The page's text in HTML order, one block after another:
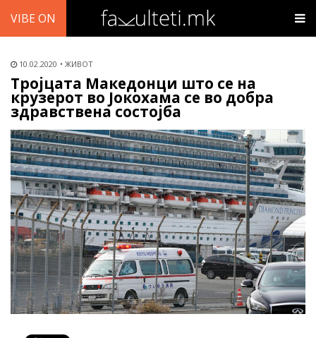
VIBE ON
10.02.2020 ЖИВОТ
Тројцата Македонци што се на
крузерот во Јокохама се во добра
здравствена состојба